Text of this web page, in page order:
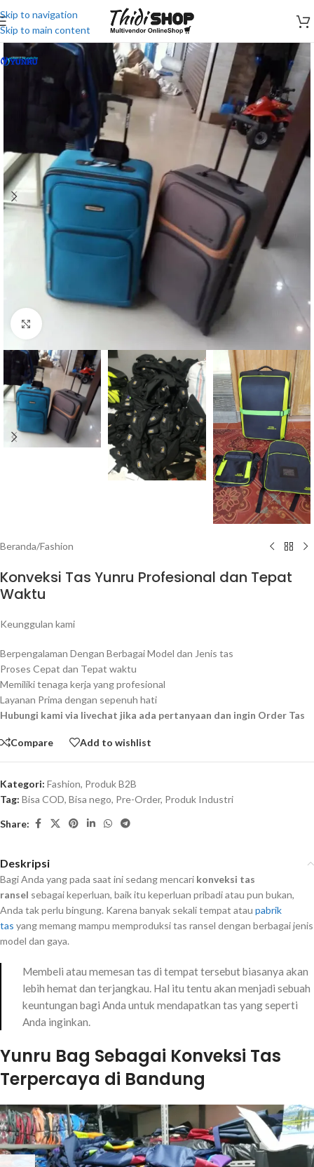
Skip to navigation
Skip to main content
Click to enlarge
Beranda/Fashion
Konveksi Tas Yunru Profesional dan Tepat
Waktu
Keunggulan kami
Berpengalaman Dengan Berbagai Model dan Jenis tas
Proses Cepat dan Tepat waktu
Memiliki tenaga kerja yang profesional
Layanan Prima dengan sepenuh hati
Hubungi kami via livechat jika ada pertanyaan dan ingin Order Tas
Compare Add to wishlist
Kategori: Fashion, Produk B2B
Tag: Bisa COD, Bisa nego, Pre-Order, Produk Industri
Share:
Deskripsi
Bagi Anda yang pada saat ini sedang mencari konveksi tas
ransel sebagai keperluan, baik itu keperluan pribadi atau pun bukan,
Anda tak perlu bingung. Karena banyak sekali tempat atau pabrik
tas yang memang mampu memproduksi tas ransel dengan berbagai jenis
model dan gaya.
Membeli atau memesan tas di tempat tersebut biasanya akan
lebih hemat dan terjangkau. Hal itu tentu akan menjadi sebuah
keuntungan bagi Anda untuk mendapatkan tas yang seperti
Anda inginkan.
Yunru Bag Sebagai Konveksi Tas
Terpercaya di Bandung